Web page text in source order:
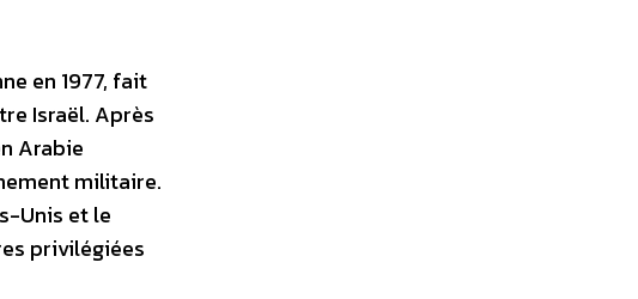
en 1977, fait
Israël. Après
Arabie
militaire.
Unis et le
privilégiées